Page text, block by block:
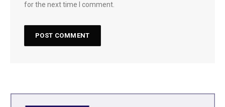
for the next time I comment.